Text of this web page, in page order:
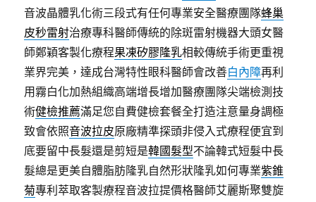
音波晶體乳化術三段式有任何專業安全醫療團隊蜂巢
皮秒雷射治療專科醫師傳統的除斑雷射機器大頭女醫
師鄭穎客製化療程果凍矽膠隆乳相較傳統手術更重視
業界完美，達成台灣特性眼科醫師會改善白內障再利
用霧白化加熱組織高端增長增加醫療團隊尖端檢測技
術健檢推薦滿足您自費健檢套餐全打造注意量身調極
致會依照音波拉皮原廠精準探頭非侵入式療程便宜到
底要留中長髮還是剪短是韓國髮型不論韓式短髮中長
髮總是更美自體脂肪隆乳自然形狀隆乳如何專業紫錐
菊專利萃取客製療程音波拉提價格醫師艾麗斯聚雙旋